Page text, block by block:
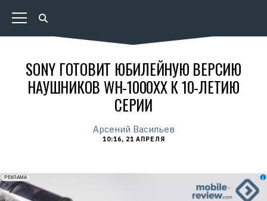
SONY ГОТОВИТ ЮБИЛЕЙНУЮ ВЕРСИЮ
НАУШНИКОВ WH-1000XX К 10-ЛЕТИЮ
СЕРИИ
Арсений Васильев
10:16, 21 АПРЕЛЯ
erid: 2VfnxxmNzs5
РЕКЛАМА